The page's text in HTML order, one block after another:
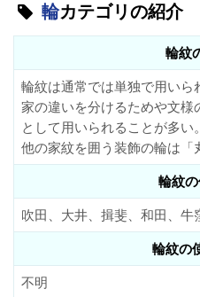
輪カテゴリの紹介
輪紋
輪紋は通常では単独で用い
家の違いを分けるためや文
として用いられることが多
他の家紋を囲う装飾の輪は「
輪紋
吹田、大井、揖斐、和田、牛
輪紋の
不明